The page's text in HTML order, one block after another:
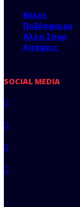
Βόλος
Ποδόσφαιρο
Άλλα Σπορ
Απόψεις
SOCIAL MEDIA